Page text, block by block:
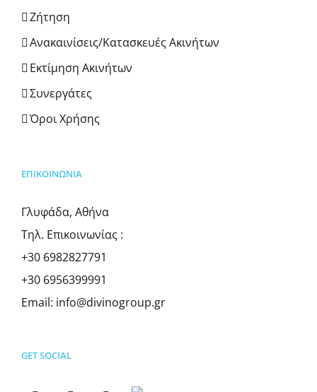
Ζήτηση
Ανακαινίσεις/Κατασκευές Ακινήτων
Εκτίμηση Ακινήτων
Συνεργάτες
Όροι Χρήσης
ΕΠΙΚΟΙΝΩΝΊΑ
Γλυφάδα, Αθήνα
Τηλ. Επικοινωνίας :
+30 6982827791
+30 6956399991
Email: info@divinogroup.gr
GET SOCIAL